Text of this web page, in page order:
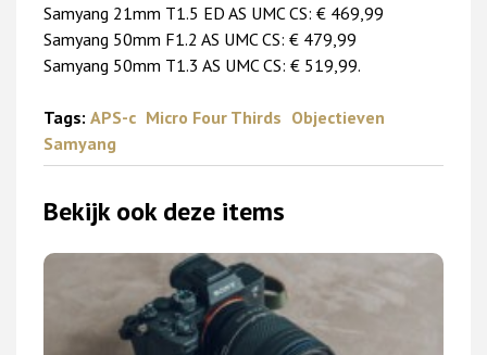
Samyang 21mm T1.5 ED AS UMC CS: € 469,99
Samyang 50mm F1.2 AS UMC CS: € 479,99
Samyang 50mm T1.3 AS UMC CS: € 519,99.
Tags: APS-c Micro Four Thirds Objectieven
Samyang
Bekijk ook deze items